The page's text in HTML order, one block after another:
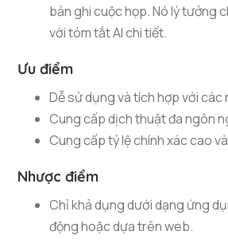
bản ghi cuộc họp. Nó lý tưởng
với tóm tắt AI chi tiết.
Ưu điểm
Dễ sử dụng và tích hợp với
Cung cấp dịch thuật đa ngôn
Cung cấp tỷ lệ chính xác cao
Nhược điểm
Chỉ khả dụng dưới dạng ứng
động hoặc dựa trên web.